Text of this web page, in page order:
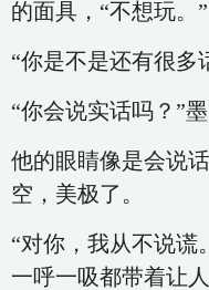
的面具，“不想玩。”
“你是不是还有很多
“你会说实话吗？”
他的眼睛像是会说
空，美极了。
“对你，我从不说谎
一呼一吸都带着让